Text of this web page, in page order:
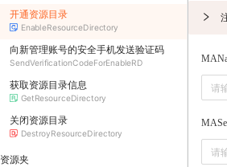
开通资源目录
EnableResourceDirectory
向新管理账号的安全手机发送验证码
SendVerificationCodeForEnableRD
获取资源目录信息
GetResourceDirectory
关闭资源目录
DestroyResourceDirectory
资源夹